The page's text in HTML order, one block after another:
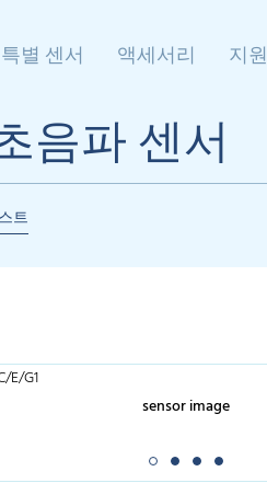
특별 센서 액세서리 지원
음파 센서
트
sensor image